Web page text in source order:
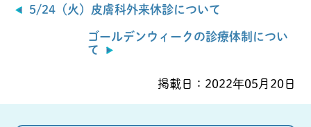
5/24（火）皮膚科外来休診について
ゴールデンウィークの診療体制につい
て
掲載日： 2022年05月20日